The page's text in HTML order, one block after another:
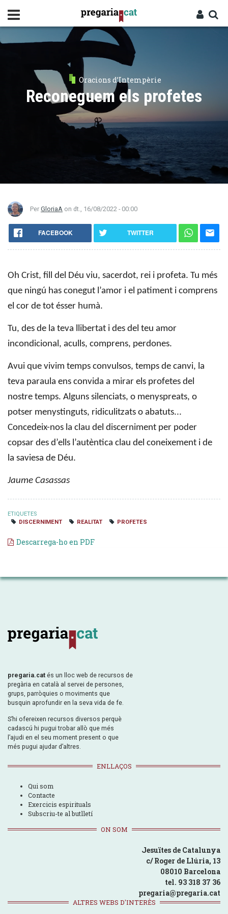
contingut
Oracions d’Intempèrie
Reconeguem els profetes
Per GloriaA on dt., 16/08/2022 - 00:00
FACEBOOK TWITTER
Oh Crist, fill del Déu viu, sacerdot, rei i profeta. Tu més
que ningú has conegut l’amor i el patiment i comprens
el cor de tot ésser humà.
Tu, des de la teva llibertat i des del teu amor
incondicional, aculls, comprens, perdones.
Avui que vivim temps convulsos, temps de canvi, la
teva paraula ens convida a mirar els profetes del
nostre temps. Alguns silenciats, o menyspreats, o
potser menystinguts, ridiculitzats o abatuts...
Concedeix-nos la clau del discerniment per poder
copsar des d’ells l’autèntica clau del coneixement i de
la saviesa de Déu.
Jaume Casassas
ETIQUETES
DISCERNIMENT
REALITAT PROFETES
Descarrega-ho en PDF
pregaria.cat és un lloc web de recursos de
pregària en català al servei de persones,
grups, parròquies o moviments que
busquin aprofundir en la seva vida de fe.
S’hi ofereixen recursos diversos perquè
cadascú hi pugui trobar allò que més
l’ajudi en el seu moment present o que
més pugui ajudar d’altres.
ENLLAÇOS
Qui som
Contacte
Exercicis espirituals
Subscriu-te al butlletí
ON SOM
Jesuïtes de Catalunya
c/ Roger de Llúria, 13
08010 Barcelona
tel. 93 318 37 36
pregaria@pregaria.cat
ALTRES WEBS D'INTERÈS